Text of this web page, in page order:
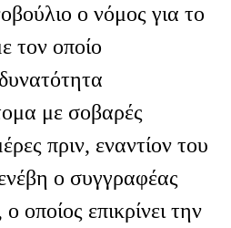
ο νόμος για το
τον οποίο
με σοβαρές
πριν, εναντίον του
ο συγγραφέας
οποίος επικρίνει την